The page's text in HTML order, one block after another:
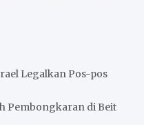
Legalkan Pos-pos
Pembongkaran di Beit